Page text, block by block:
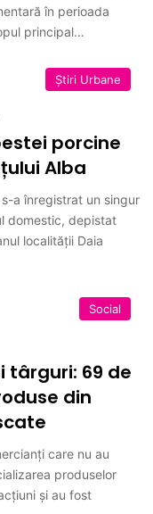
în perioada
principal…
Ştiri Urbane
porcine
Alba
a înregistrat un singur
domestic, depistat
localității Daia
Social
târguri: 69 de
din
care nu au
produselor
şi au fost